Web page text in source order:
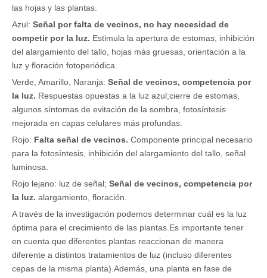
las hojas y las plantas.
Azul: Señal por falta de vecinos, no hay necesidad de
competir por la luz. Estimula la apertura de estomas, inhibición
del alargamiento del tallo, hojas más gruesas, orientación a la
luz y floración fotoperiódica.
Verde, Amarillo, Naranja: Señal de vecinos, competencia por
la luz. Respuestas opuestas a la luz azul;cierre de estomas,
algunos síntomas de evitación de la sombra, fotosíntesis
mejorada en capas celulares más profundas.
Rojo: Falta señal de vecinos. Componente principal necesario
para la fotosíntesis, inhibición del alargamiento del tallo, señal
luminosa.
Rojo lejano: luz de señal; Señal de vecinos, competencia por
la luz. alargamiento, floración.
A través de la investigación podemos determinar cuál es la luz
óptima para el crecimiento de las plantas.Es importante tener
en cuenta que diferentes plantas reaccionan de manera
diferente a distintos tratamientos de luz (incluso diferentes
cepas de la misma planta).Además, una planta en fase de